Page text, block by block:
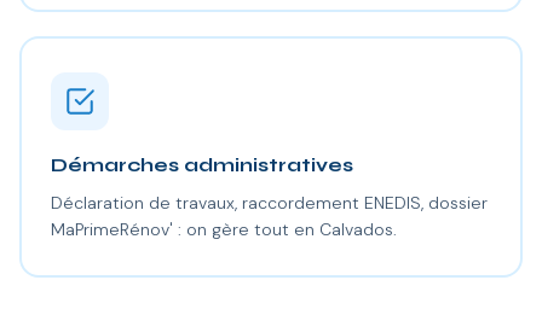
Démarches administratives
Déclaration de travaux, raccordement ENEDIS, dossier
MaPrimeRénov' : on gère tout en Calvados.